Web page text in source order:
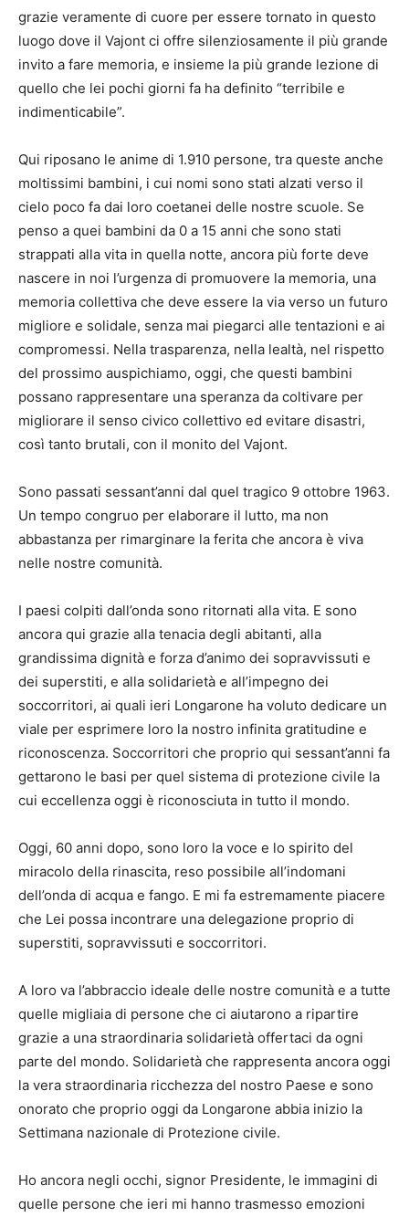
grazie veramente di cuore per essere tornato in questo
luogo dove il Vajont ci offre silenziosamente il più grande
invito a fare memoria, e insieme la più grande lezione di
quello che lei pochi giorni fa ha definito “terribile e
indimenticabile”.
Qui riposano le anime di 1.910 persone, tra queste anche
moltissimi bambini, i cui nomi sono stati alzati verso il
cielo poco fa dai loro coetanei delle nostre scuole. Se
penso a quei bambini da 0 a 15 anni che sono stati
strappati alla vita in quella notte, ancora più forte deve
nascere in noi l’urgenza di promuovere la memoria, una
memoria collettiva che deve essere la via verso un futuro
migliore e solidale, senza mai piegarci alle tentazioni e ai
compromessi. Nella trasparenza, nella lealtà, nel rispetto
del prossimo auspichiamo, oggi, che questi bambini
possano rappresentare una speranza da coltivare per
migliorare il senso civico collettivo ed evitare disastri,
così tanto brutali, con il monito del Vajont.
Sono passati sessant’anni dal quel tragico 9 ottobre 1963.
Un tempo congruo per elaborare il lutto, ma non
abbastanza per rimarginare la ferita che ancora è viva
nelle nostre comunità.
I paesi colpiti dall’onda sono ritornati alla vita. E sono
ancora qui grazie alla tenacia degli abitanti, alla
grandissima dignità e forza d’animo dei sopravvissuti e
dei superstiti, e alla solidarietà e all’impegno dei
soccorritori, ai quali ieri Longarone ha voluto dedicare un
viale per esprimere loro la nostro infinita gratitudine e
riconoscenza. Soccorritori che proprio qui sessant’anni fa
gettarono le basi per quel sistema di protezione civile la
cui eccellenza oggi è riconosciuta in tutto il mondo.
Oggi, 60 anni dopo, sono loro la voce e lo spirito del
miracolo della rinascita, reso possibile all’indomani
dell’onda di acqua e fango. E mi fa estremamente piacere
che Lei possa incontrare una delegazione proprio di
superstiti, sopravvissuti e soccorritori.
A loro va l’abbraccio ideale delle nostre comunità e a tutte
quelle migliaia di persone che ci aiutarono a ripartire
grazie a una straordinaria solidarietà offertaci da ogni
parte del mondo. Solidarietà che rappresenta ancora oggi
la vera straordinaria ricchezza del nostro Paese e sono
onorato che proprio oggi da Longarone abbia inizio la
Settimana nazionale di Protezione civile.
Ho ancora negli occhi, signor Presidente, le immagini di
quelle persone che ieri mi hanno trasmesso emozioni